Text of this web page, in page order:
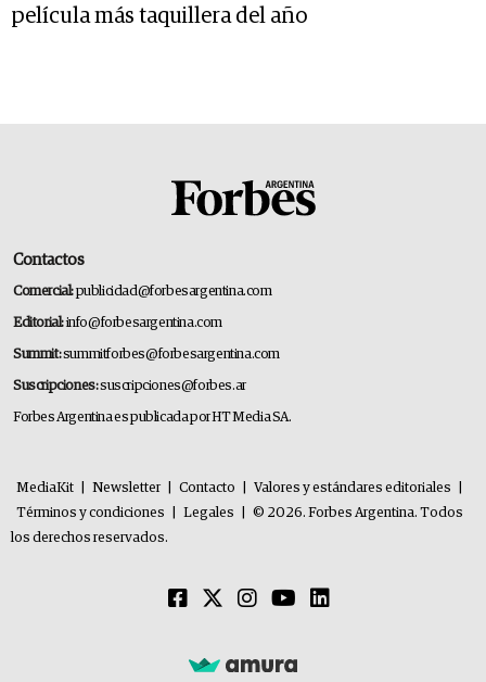
película más taquillera del año
Contactos
Comercial:publicidad@forbesargentina.com
Editorial:info@forbesargentina.com
Summit:summitforbes@forbesargentina.com
Suscripciones:suscripciones@forbes.ar
Forbes Argentina es publicada por HT Media SA.
MediaKit Newsletter Contacto Valores y estándares editoriales
Términos y condiciones
Legales
© 2026. Forbes Argentina. Todos
los derechos reservados.